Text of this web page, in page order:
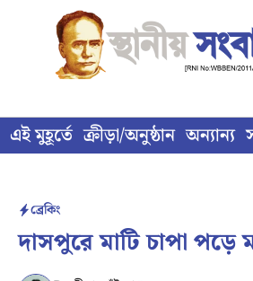
content
এই মুহূর্তে ক্রীড়া/অনুষ্ঠান অন্যান্য
ব্রেকিং
দাসপুরে মাটি চাপা পড়ে